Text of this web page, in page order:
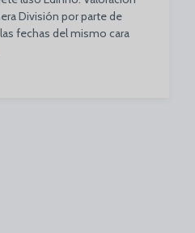
División por parte de
fechas del mismo cara